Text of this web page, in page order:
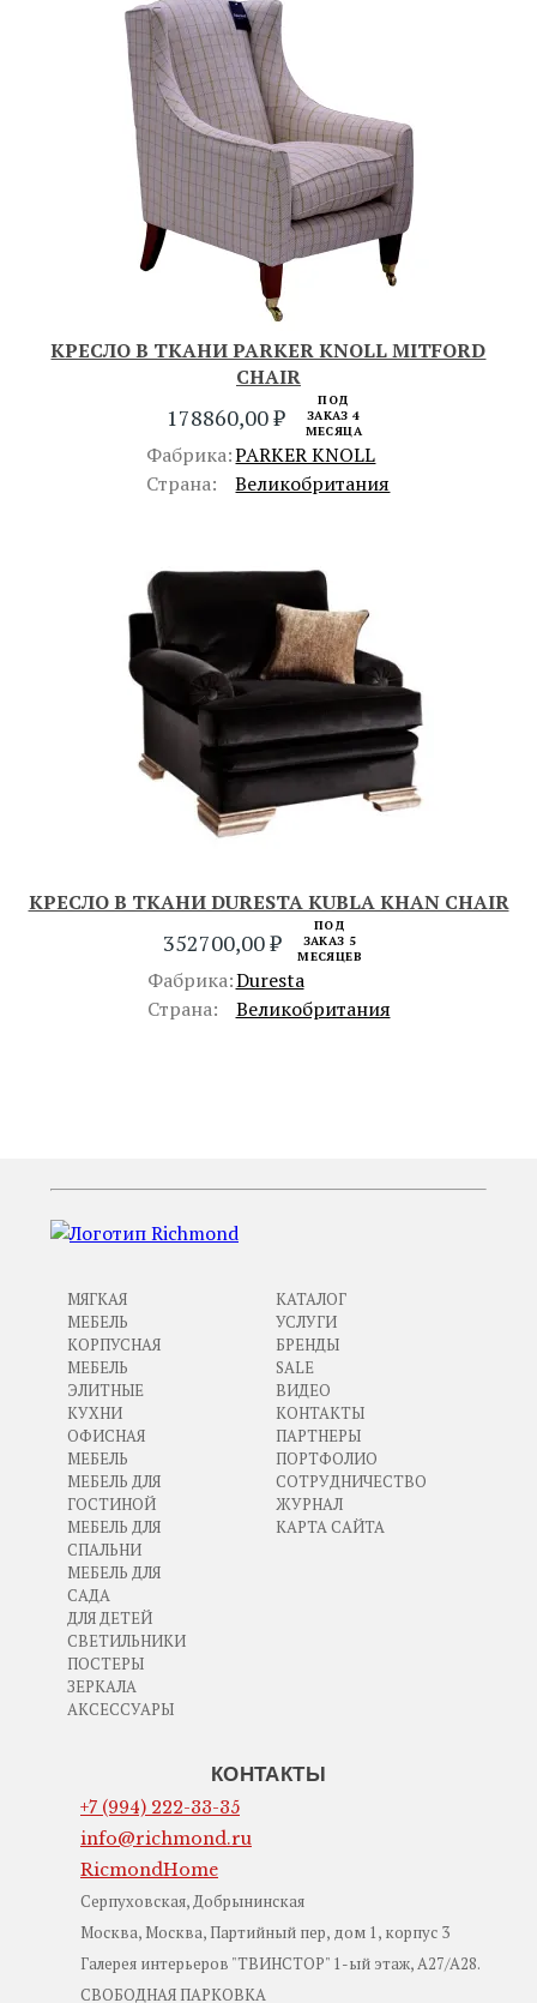
КРЕСЛО В ТКАНИ PARKER KNOLL MITFORD
CHAIR
178860,00₽
ПОД
ЗАКАЗ 4
МЕСЯЦА
Фабрика:PARKER KNOLL
Страна:
Великобритания
КРЕСЛО В ТКАНИ DURESTA KUBLA KHAN CHAIR
352700,00₽
ПОД
ЗАКАЗ 5
МЕСЯЦЕВ
Фабрика:Duresta
Страна:
Великобритания
МЯГКАЯ
МЕБЕЛЬ
КОРПУСНАЯ
МЕБЕЛЬ
ЭЛИТНЫЕ
КУХНИ
ОФИСНАЯ
МЕБЕЛЬ
МЕБЕЛЬ ДЛЯ
ГОСТИНОЙ
МЕБЕЛЬ ДЛЯ
СПАЛЬНИ
МЕБЕЛЬ ДЛЯ
САДА
ДЛЯ ДЕТЕЙ
СВЕТИЛЬНИКИ
ПОСТЕРЫ
ЗЕРКАЛА
АКСЕССУАРЫ
КАТАЛОГ
УСЛУГИ
БРЕНДЫ
SALE
ВИДЕО
КОНТАКТЫ
ПАРТНЕРЫ
ПОРТФОЛИО
СОТРУДНИЧЕСТВО
ЖУРНАЛ
КАРТА САЙТА
КОНТАКТЫ
+7 (994) 222-33-35
info@richmond.ru
RicmondHome
Серпуховская, Добрынинская
Москва, Москва, Партийный пер, дом 1, корпус 3
Галерея интерьеров "ТВИНСТОР" 1-ый этаж, А27/А28.
СВОБОДНАЯ ПАРКОВКА